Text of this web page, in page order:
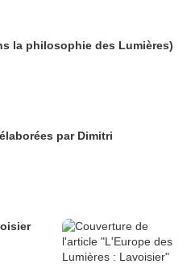
la philosophie des Lumières)
par Dimitri